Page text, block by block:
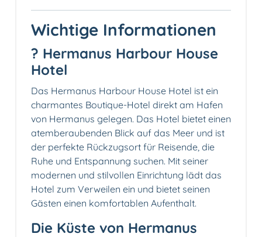
Wichtige Informationen
? Hermanus Harbour House
Hotel
Das Hermanus Harbour House Hotel ist ein
charmantes Boutique-Hotel direkt am Hafen
von Hermanus gelegen. Das Hotel bietet einen
atemberaubenden Blick auf das Meer und ist
der perfekte Rückzugsort für Reisende, die
Ruhe und Entspannung suchen. Mit seiner
modernen und stilvollen Einrichtung lädt das
Hotel zum Verweilen ein und bietet seinen
Gästen einen komfortablen Aufenthalt.
Die Küste von Hermanus